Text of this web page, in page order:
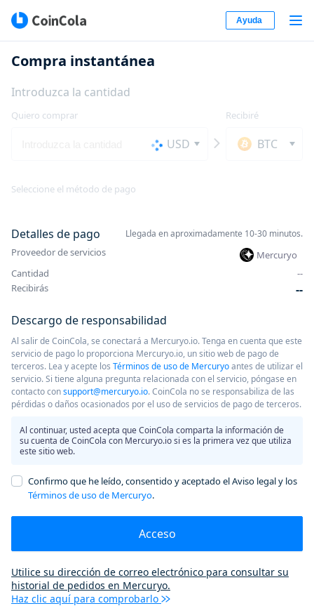
Ayuda
Compra instantánea
Introduzca la cantidad
Quiero comprar
USD
Recibiré
BTC
Seleccione el método de pago
Detalles de pago Llegada en aproximadamente 10-30 minutos.
Proveedor de servicios
Mercuryo
Cantidad
--
Recibirás
--
Descargo de responsabilidad
Al salir de CoinCola, se conectará a Mercuryo.io. Tenga en cuenta que este
servicio de pago lo proporciona Mercuryo.io, un sitio web de pago de
terceros. Lea y acepte los Términos de uso de Mercuryoantes de utilizar el
servicio. Si tiene alguna pregunta relacionada con el servicio, póngase en
contacto consupport@mercuryo.io. CoinCola no se responsabiliza de las
pérdidas o daños ocasionados por el uso de servicios de pago de terceros.
Al continuar, usted acepta que CoinCola comparta la información de
su cuenta de CoinCola con Mercuryo.io si es la primera vez que utiliza
este sitio web.
Confirmo que he leído, consentido y aceptado el Aviso legal y los
Términos de uso de Mercuryo.
Acceso
Utilice su dirección de correo electrónico para consultar su
historial de pedidos en Mercuryo.
Haz clic aquí para comprobarlo